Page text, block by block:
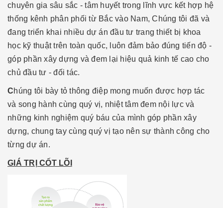
chuyên gia sâu sắc - tâm huyết trong lĩnh vực kết hợp hệ
thống kênh phân phối từ Bắc vào Nam, Chúng tôi đã và
đang triển khai nhiều dự án đầu tư trang thiết bị khoa
học kỹ thuật trên toàn quốc, luôn đảm bảo đúng tiến độ -
góp phần xây dựng và đem lại hiệu quả kinh tế cao cho
chủ đầu tư - đối tác.
Chúng tôi bày tỏ thông điệp mong muốn được hợp tác
và song hành cùng quý vị, nhiệt tâm đem nội lực và
những kinh nghiệm quý báu của mình góp phần xây
dựng, chung tay cùng quý vị tạo nên sự thành công cho
từng dự án.
GIÁ TRỊ CỐT LÕI